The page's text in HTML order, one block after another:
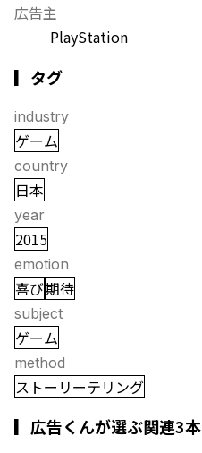
広告主
PlayStation
▎タグ
industry
ゲーム
country
日本
year
2015
emotion
喜び期待
subject
ゲーム
method
ストーリーテリング
▎広告くんが選ぶ関連3本